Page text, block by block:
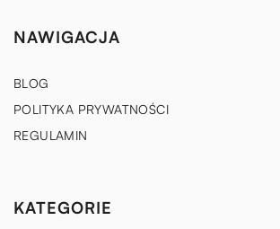
NAWIGACJA
BLOG
POLITYKA PRYWATNOŚCI
REGULAMIN
KATEGORIE